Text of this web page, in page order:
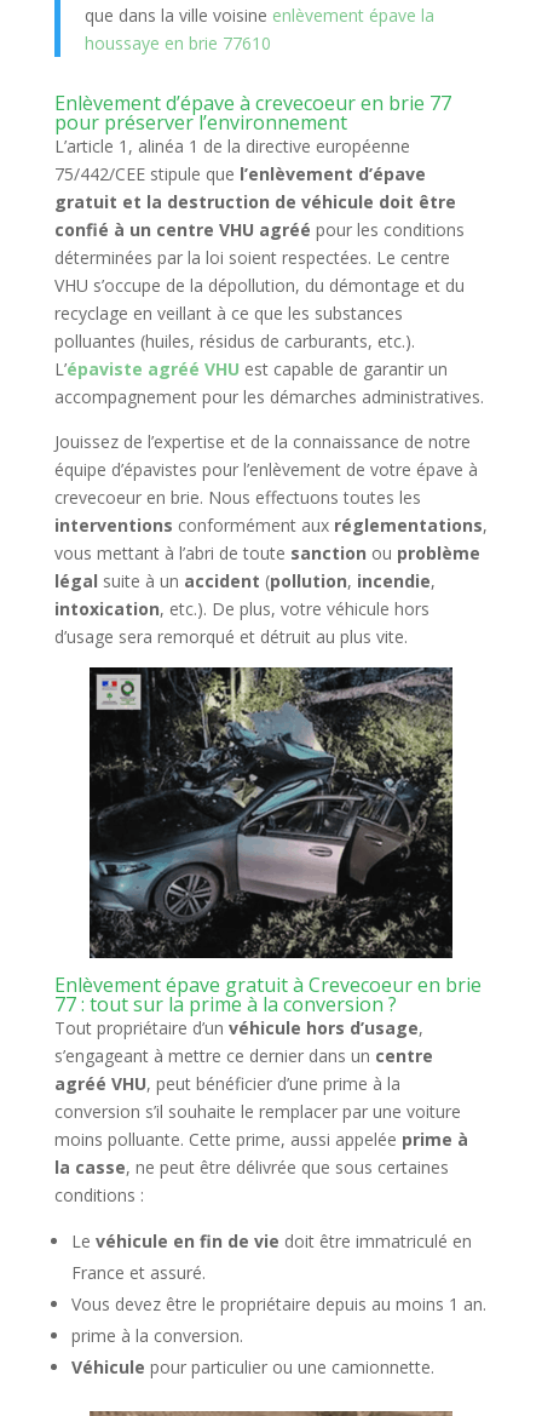
que dans la ville voisine enlèvement épave la
houssaye en brie 77610
Enlèvement d’épave à crevecoeur en brie 77
pour préserver l’environnement
L’article 1, alinéa 1 de la directive européenne
75/442/CEE stipule que l’enlèvement d’épave
gratuit et la destruction de véhicule doit être
confié à un centre VHU agréé pour les conditions
déterminées par la loi soient respectées. Le centre
VHU s’occupe de la dépollution, du démontage et du
recyclage en veillant à ce que les substances
polluantes (huiles, résidus de carburants, etc.).
L’épaviste agréé VHU est capable de garantir un
accompagnement pour les démarches administratives.
Jouissez de l’expertise et de la connaissance de notre
équipe d’épavistes pour l’enlèvement de votre épave à
crevecoeur en brie. Nous effectuons toutes les
interventions conformément aux réglementations,
vous mettant à l’abri de toute sanction ou problème
légal suite à un accident (pollution, incendie,
intoxication, etc.). De plus, votre véhicule hors
d’usage sera remorqué et détruit au plus vite.
Enlèvement épave gratuit à Crevecoeur en brie
77 : tout sur la prime à la conversion ?
Tout propriétaire d’un véhicule hors d’usage,
s’engageant à mettre ce dernier dans un centre
agréé VHU, peut bénéficier d’une prime à la
conversion s’il souhaite le remplacer par une voiture
moins polluante. Cette prime, aussi appelée prime à
la casse, ne peut être délivrée que sous certaines
conditions :
Le véhicule en fin de vie doit être immatriculé en
France et assuré.
Vous devez être le propriétaire depuis au moins 1 an.
prime à la conversion.
Véhicule pour particulier ou une camionnette.